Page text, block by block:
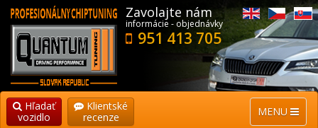
Zavolajte nám
informácie - objednávky
951 413 705
MENU
Hľadať
vozidlo
Klientské
recenze